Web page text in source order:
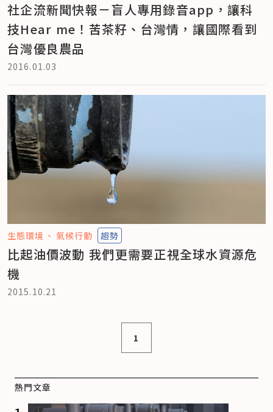
社企流新聞快報－盲人專用錄音app，讓科
技Hear me！苦茶籽、台灣情，讓國際看到
台灣優良農品
2016.01.03
生態環境 氣候行動 趨勢
比起油價波動 我們更需要正視全球水資源危
機
2015.10.21
1
熱門文章